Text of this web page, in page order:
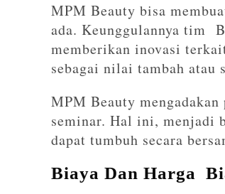
MPM Beauty bisa
ada. Keunggulannya tim
memberikan inovasi
sebagai nilai tambah atau
MPM Beauty
seminar. Hal ini, menjadi
dapat tumbuh secara
Biaya Dan Harga